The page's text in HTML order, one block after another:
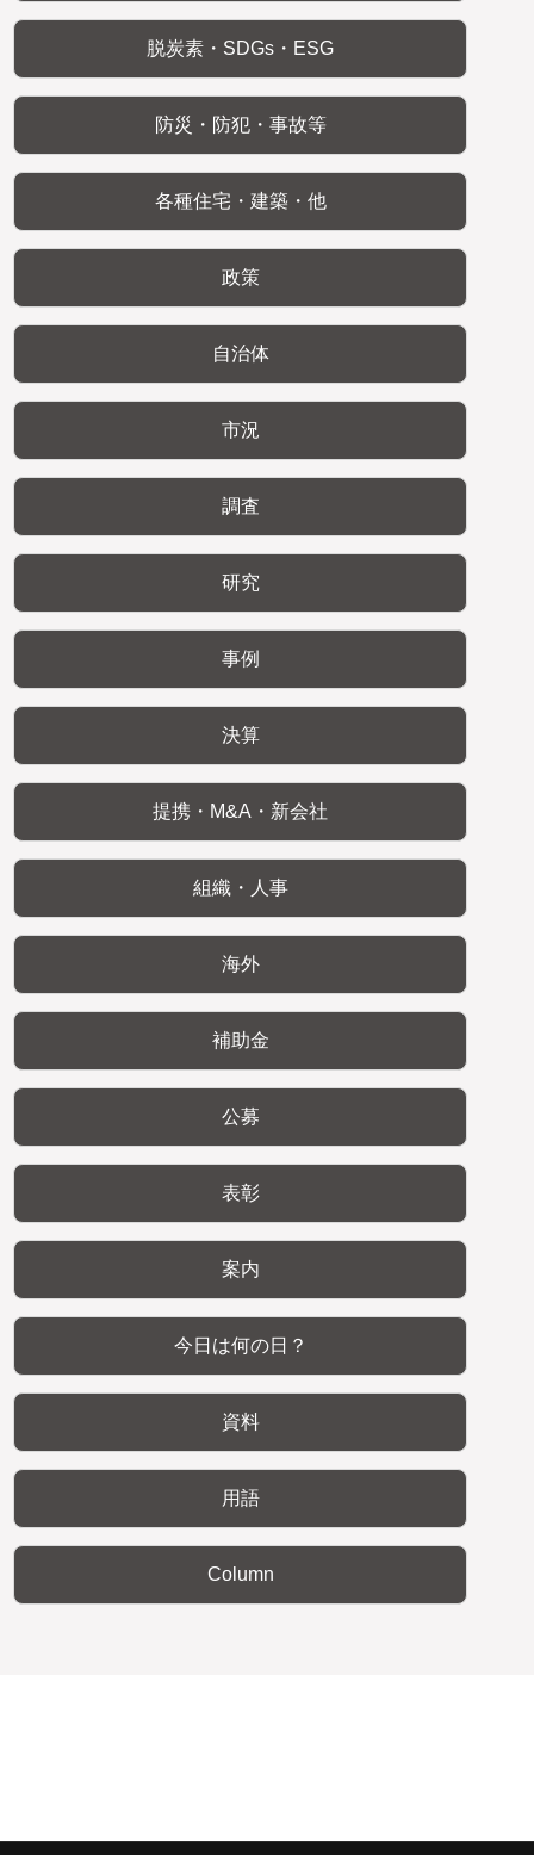
脱炭素・SDGs・ESG
防災・防犯・事故等
各種住宅・建築・他
政策
自治体
市況
調査
研究
事例
決算
提携・M&A・新会社
組織・人事
海外
補助金
公募
表彰
案内
今日は何の日？
資料
用語
Column